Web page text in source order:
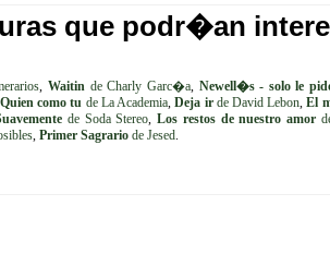
que podr�an
, Waitinde Charly Garc�a, Newell�s - solo le
como tu de La Academia,Deja irde David Lebon,El
de Soda Stereo,Los restos de nuestro amor
, Primer Sagrario de Jesed.